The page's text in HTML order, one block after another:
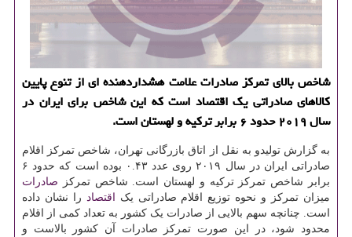
شاخص بالای تمركز صادرات علامت هشداردهنده ای از تنوع پایین
كالاهای صادراتی یك اقتصاد است كه این شاخص برای ایران در
سال ۲۰۱۹ حدود ۶ برابر تركیه و لهستان است.
به گزارش تولیدو به نقل از اتاق بازرگانی تهران، شاخص تمرکز اقلام
صادراتی ایران در سال ۲۰۱۹ روی عدد ۰.۴۳ بوده است که حدود ۶
برابر شاخص تمرکز ترکیه و لهستان است. شاخص تمرکز صادرات
میزان تمرکز و نحوه توزیع اقلام صادراتی یک
اقتصاد را نشان داده
است. چنانچه سهم بالایی از صادرات یک کشور به تعداد کمی از اقلام
محدود شود، در این صورت تمرکز صادرات آن کشور بالاست و